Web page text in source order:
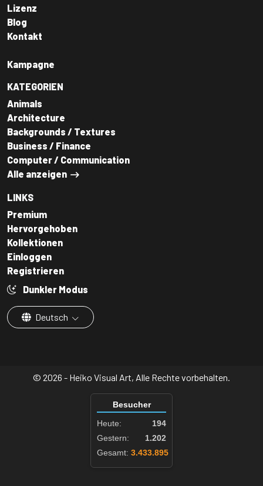
Lizenz
Blog
Kontakt
Kampagne
KATEGORIEN
Animals
Architecture
Backgrounds / Textures
Business / Finance
Computer / Communication
Alle anzeigen
LINKS
Premium
Hervorgehoben
Kollektionen
Einloggen
Registrieren
Dunkler Modus
Deutsch
© 2026 - Heiko Visual Art, Alle Rechte vorbehalten.
Besucher
Heute:
194
Gestern:
1.202
Gesamt: 3.433.895